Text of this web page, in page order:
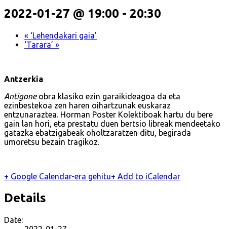
2022-01-27 @ 19:00 - 20:30
« ‘Lehendakari gaia’
‘Tarara’ »
Antzerkia
Antigoneobra klasiko ezin garaikideagoa da eta
ezinbestekoa zen haren oihartzunak euskaraz
entzunaraztea. Horman Poster Kolektiboak hartu du bere
gain lan hori, eta prestatu duen bertsio libreak mendeetako
gatazka ebatzigabeak oholtzaratzen ditu, begirada
umoretsu bezain tragikoz.
+ Google Calendar-era gehitu+ Add to iCalendar
Details
Date: